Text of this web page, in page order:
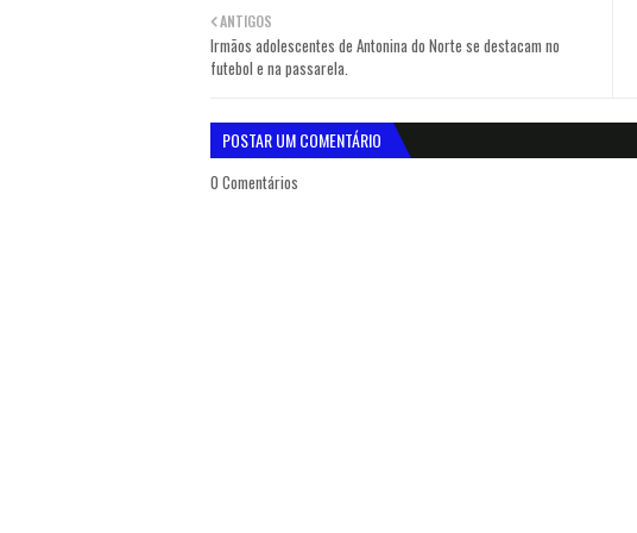
ANTIGOS
Irmãos adolescentes de Antonina do Norte se destacam no
futebol e na passarela.
POSTAR UM COMENTÁRIO
0 Comentários